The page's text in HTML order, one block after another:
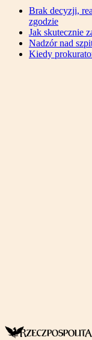
Brak decyzji,
zgodzie
Jak skutecznie
Nadzór nad
Kiedy